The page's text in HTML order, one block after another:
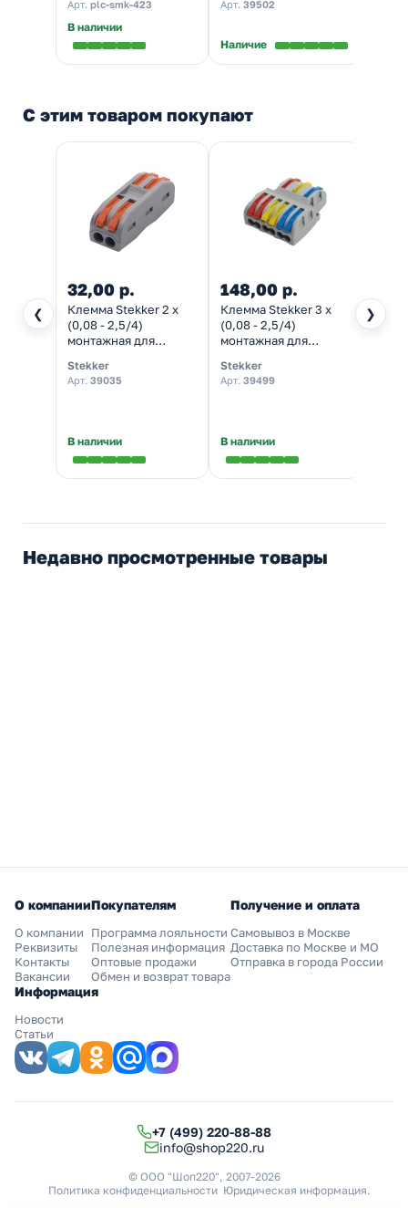
PROxima
Арт. plc-smk-423
В наличии
Арт. 39502
Наличие
С этим товаром покупают
❮ ❯
32,00 р.
Клемма Stekker 2 х
(0,08 - 2,5/4)
монтажная для
LD222-422 [уп. 40шт]
Stekker
Арт. 39035
В наличии
148,00 р.
Клемма Stekker 3 х
(0,08 - 2,5/4)
монтажная для
LD222-427 [уп. 25шт]
Stekker
Арт. 39499
В наличии
Недавно просмотренные товары
О компании
О компании
Реквизиты
Контакты
Вакансии
Покупателям
Программа лояльности
Полезная информация
Оптовые продажи
Обмен и возврат товара
Получение и оплата
Самовывоз в Москве
Доставка по Москве и МО
Отправка в города России
Информация
Новости
Статьи
+7 (499) 220-88-88
info@shop220.ru
© ООО "Шоп220", 2007-2026
Политика конфиденциальности Юридическая информация.